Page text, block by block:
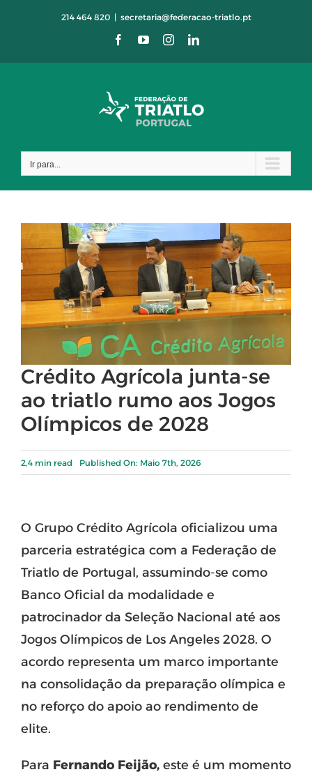
214 464 820 | secretaria@federacao-triatlo.pt
FacebookYouTubeInstagramLinkedIn
Ir para...
Crédito Agrícola junta-se
ao triatlo rumo aos Jogos
Olímpicos de 2028
2,4 min read Published On: Maio 7th, 2026
O Grupo Crédito Agrícola oficializou uma
parceria estratégica com a Federação de
Triatlo de Portugal, assumindo-se como
Banco Oficial da modalidade e
patrocinador da Seleção Nacional até aos
Jogos Olímpicos de Los Angeles 2028. O
acordo representa um marco importante
na consolidação da preparação olímpica e
no reforço do apoio ao rendimento de
elite.
Para Fernando Feijão, este é um momento